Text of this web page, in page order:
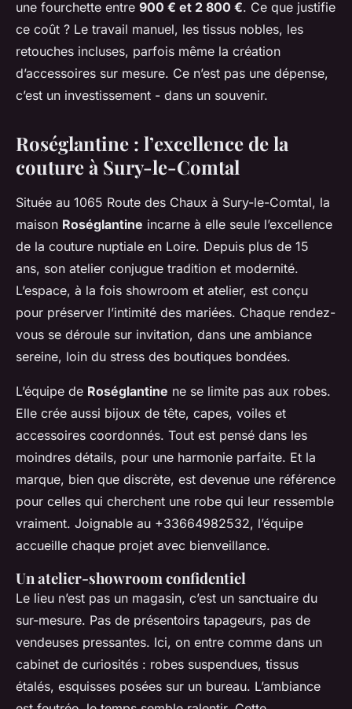
une fourchette entre 900 € et 2 800 €. Ce que justifie
ce coût ? Le travail manuel, les tissus nobles, les
retouches incluses, parfois même la création
d’accessoires sur mesure. Ce n’est pas une dépense,
c’est un investissement - dans un souvenir.
Roséglantine : l’excellence de la
couture à Sury-le-Comtal
Située au 1065 Route des Chaux à Sury-le-Comtal, la
maison Roséglantine incarne à elle seule l’excellence
de la couture nuptiale en Loire. Depuis plus de 15
ans, son atelier conjugue tradition et modernité.
L’espace, à la fois showroom et atelier, est conçu
pour préserver l’intimité des mariées. Chaque rendez-
vous se déroule sur invitation, dans une ambiance
sereine, loin du stress des boutiques bondées.
L’équipe de Roséglantine ne se limite pas aux robes.
Elle crée aussi bijoux de tête, capes, voiles et
accessoires coordonnés. Tout est pensé dans les
moindres détails, pour une harmonie parfaite. Et la
marque, bien que discrète, est devenue une référence
pour celles qui cherchent une robe qui leur ressemble
vraiment. Joignable au +33664982532, l’équipe
accueille chaque projet avec bienveillance.
Un atelier-showroom confidentiel
Le lieu n’est pas un magasin, c’est un sanctuaire du
sur-mesure. Pas de présentoirs tapageurs, pas de
vendeuses pressantes. Ici, on entre comme dans un
cabinet de curiosités : robes suspendues, tissus
étalés, esquisses posées sur un bureau. L’ambiance